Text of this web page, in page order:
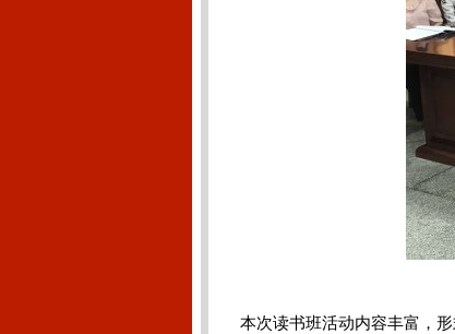
本次读书班活动内容丰富，形